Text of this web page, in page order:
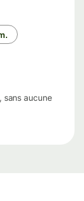
sans aucune